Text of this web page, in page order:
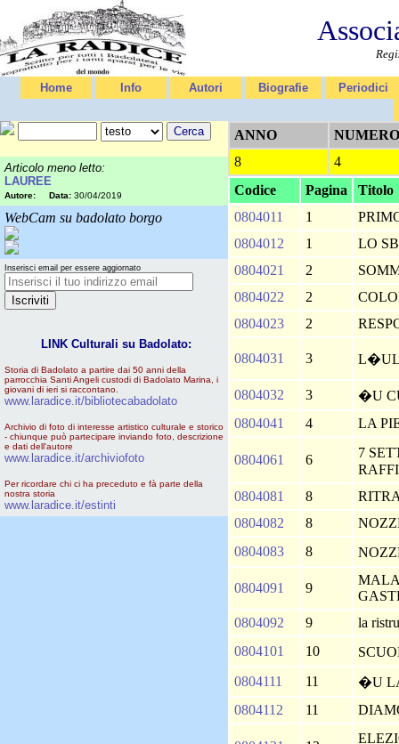
Home Info Autori Biografie Periodici
Articolo meno letto:
LAUREE
Autore: Data: 30/04/2019
WebCam su badolato borgo
Inserisci email per essere aggiornato
LINK Culturali su Badolato:
Storia di Badolato a partire dai 50 anni della
parrocchia Santi Angeli custodi di Badolato Marina, i
giovani di ieri si raccontano.
www.laradice.it/bibliotecabadolato
Archivio di foto di interesse artistico culturale e storico
- chiunque può partecipare inviando foto, descrizione
e dati dell'autore
www.laradice.it/archiviofoto
Per ricordare chi ci ha preceduto e fà parte della
nostra storia
www.laradice.it/estinti
ANNO
NUMERO
8
4
Codice
Pagina
Titolo
0804011
1
0804012
1
LO
0804021
2
0804022
2
0804023
2
0804031 3
0804032 3
�U
0804041
4 LA
0804061 6
7
0804081
8
0804082
8
0804083
8
0804091 9
0804092
9
la
0804101
10
0804111
11
�U
0804112
11